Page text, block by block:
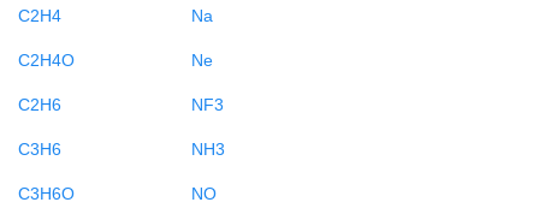
C2H4
C2H4O
C2H6
C3H6
C3H6O
Na
Ne
NF3
NH3
NO